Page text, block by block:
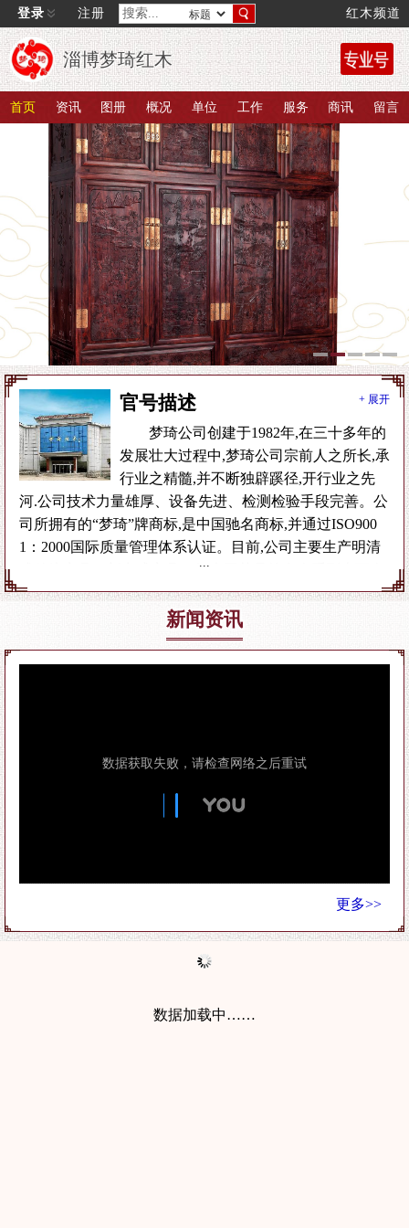
登录 注册 红木频道
淄博梦琦红木
首页 资讯 图册 概况 单位 工作 服务 商讯 留言
官号描述 + 展开
梦琦公司创建于1982年,在三十多年的
发展壮大过程中,梦琦公司宗前人之所长,承
行业之精髓,并不断独辟蹊径,开行业之先
河.公司技术力量雄厚、设备先进、检测检验手段完善。公
司所拥有的“梦琦”牌商标,是中国驰名商标,并通过ISO900
1：2000国际质量管理体系认证。目前,公司主要生产明清
式传统家具、新中式家具、红木工艺品等多个系列上百个
品种,所选木材全部采用花梨木、紫檀木、酸枝木、乌木等
名贵木材。山东省家具工业检测中心在梦琦公司建立了材
质保真跟踪服务站,确保用料百分之百保真,是天然的绿色
环保产品,被中国轻工业质量认证中心认定为“绿色环保家
新闻资讯
更多>>
数据加载中……